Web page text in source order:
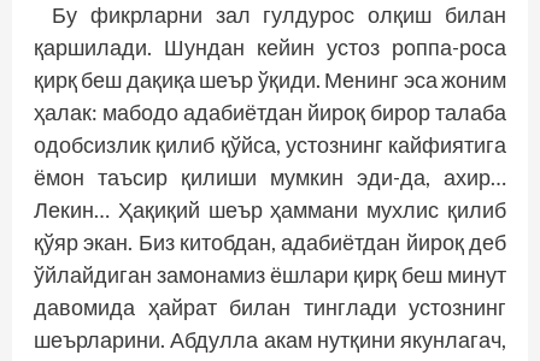
Бу фикрларни зал гулдурос олқиш билан
қаршилади. Шундан кейин устоз роппа-роса
қирқ беш дақиқа шеър ўқиди. Менинг эса жоним
ҳалак: мабодо адабиётдан йироқ бирор талаба
одобсизлик қилиб қўйса, устоз­нинг кайфиятига
ёмон таъсир қилиши мумкин эди-да, ахир…
Лекин… Ҳақиқий шеър ҳаммани мухлис қилиб
қўяр экан. Биз китобдан, адабиётдан йироқ деб
ўйлайдиган замонамиз ёшлари қирқ беш минут
давомида ҳайрат билан тинглади устознинг
шеърларини. Абдулла акам нутқини якунлагач,